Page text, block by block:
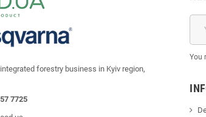
forestry business in Kyiv region,
7725
You